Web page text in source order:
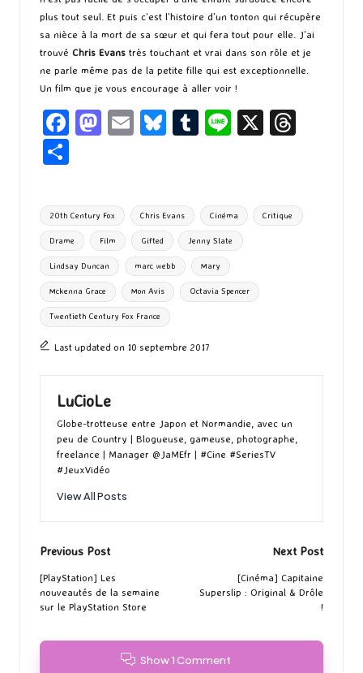
plus tout seul. Et puis c’est l’histoire d’un tonton qui récupère
sa nièce à la mort de sa sœur et qui fera tout pour elle. J’ai
trouvé Chris Evans très touchant et vrai dans son rôle et je
ne parle même pas de la petite fille qui est exceptionnelle.
Un film que je vous encourage à aller voir !
Fa
o
o
k
M
d
o
n
E
l
Bl
ky
T
bl
r
Li X
ds
ta
g
er
Tags:
20th Century Fox Chris Evans Cinéma Critique
Drame Film Gifted Jenny Slate
Lindsay Duncan marc webb Mary
Mckenna Grace Mon Avis Octavia Spencer
Twentieth Century Fox France
Last updated on 10 septembre 2017
LuCioLe
Globe-trotteuse entre Japon et Normandie, avec un
peu de Country | Blogueuse, gameuse, photographe,
freelance | Manager @JaMEfr | #Cine #SeriesTV
#JeuxVidéo
View All Posts
Post
navigation
Previous Post
[PlayStation] Les
nouveautés de la semaine
sur le PlayStation Store
Next Post
[Cinéma] Capitaine
Superslip : Original & Drôle
!
Show 1 Comment